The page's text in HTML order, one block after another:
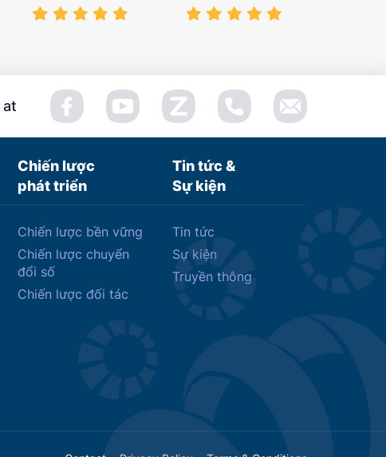
luyện tập – Sách vui
chơi tương tác Con đã
luyện tập – Sách vui
chơi tương tác Bé học
Chiến lược
phát triển
Tin tức &
Sự kiện
Chiến lược bền vững
Chiến lược chuyển
đổi số
Chiến lược đối tác
Tin tức
Sự kiện
Truyền thông